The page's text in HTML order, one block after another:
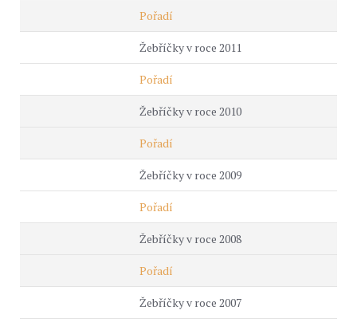
Pořadí
Žebříčky v roce 2011
Pořadí
Žebříčky v roce 2010
Pořadí
Žebříčky v roce 2009
Pořadí
Žebříčky v roce 2008
Pořadí
Žebříčky v roce 2007